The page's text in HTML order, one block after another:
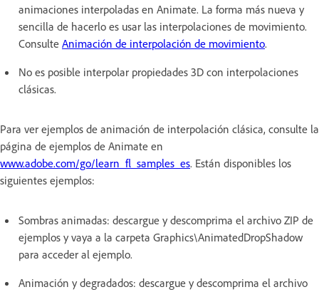
animaciones interpoladas en Animate. La forma más nueva y
sencilla de hacerlo es usar las interpolaciones de movimiento.
Consulte Animación de interpolación de movimiento.
No es posible interpolar propiedades 3D con interpolaciones
clásicas.
Para ver ejemplos de animación de interpolación clásica, consulte la
página de ejemplos de Animate en
www.adobe.com/go/learn_fl_samples_es. Están disponibles los
siguientes ejemplos:
Sombras animadas: descargue y descomprima el archivo ZIP de
ejemplos y vaya a la carpeta Graphics\AnimatedDropShadow
para acceder al ejemplo.
Animación y degradados: descargue y descomprima el archivo